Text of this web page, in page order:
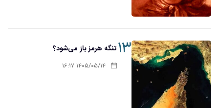
۱۳تنگه هرمز باز می‌شود؟
۱۴۰۵/۰۵/۱۴ ۱۶:۱۷